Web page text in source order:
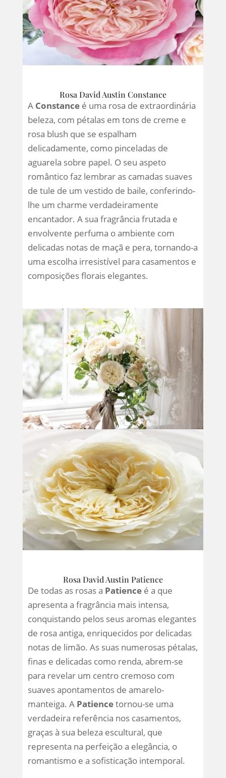
Rosa David Austin Constance
A Constanceé uma rosa de extraordinária
beleza, com pétalas em tons de creme e
rosa blush que se espalham
delicadamente, como pinceladas de
aguarela sobre papel. O seu aspeto
romântico faz lembrar as camadas suaves
de tule de um vestido de baile, conferindo-
lhe um charme verdadeiramente
encantador. A sua fragrância frutada e
envolvente perfuma o ambiente com
delicadas notas de maçã e pera, tornando-a
uma escolha irresistível para casamentos e
composições florais elegantes.
Rosa David Austin Patience
De todas as rosas a Patienceé a que
apresenta a fragrância mais intensa,
conquistando pelos seus aromas elegantes
de rosa antiga, enriquecidos por delicadas
notas de limão. As suas numerosas pétalas,
finas e delicadas como renda, abrem-se
para revelar um centro cremoso com
suaves apontamentos de amarelo-
manteiga. A Patiencetornou-se uma
verdadeira referência nos casamentos,
graças à sua beleza escultural, que
representa na perfeição a elegância, o
romantismo e a sofisticação intemporal.